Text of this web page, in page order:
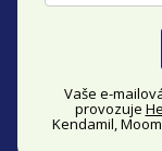
Vaše e-
provozuje
Kendamil,